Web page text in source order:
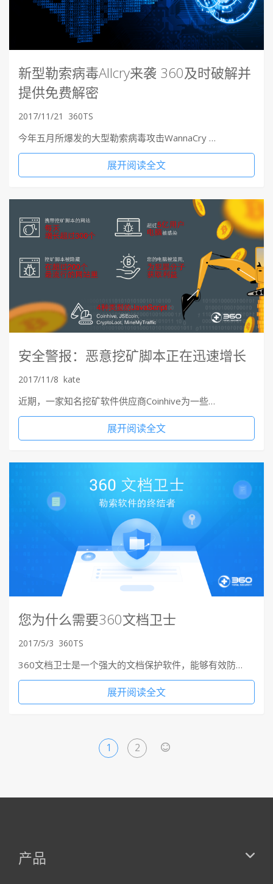
新型勒索病毒Allcry来袭 360及时破解并
提供免费解密
2017/11/21 360TS
今年五月所爆发的大型勒索病毒攻击WannaCry …
展开阅读全文
安全警报：恶意挖矿脚本正在迅速增长
2017/11/8 kate
近期，一家知名挖矿软件供应商Coinhive为一些…
展开阅读全文
您为什么需要360文档卫士
2017/5/3 360TS
360文档卫士是一个强大的文档保护软件，能够有效防…
展开阅读全文
1 2
产品